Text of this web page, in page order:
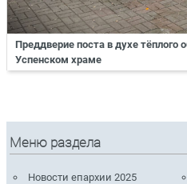
Преддверие поста в духе
Успенском храме
Меню раздела
Новости епархии 2025